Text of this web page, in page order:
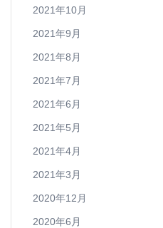
2021年10月
2021年9月
2021年8月
2021年7月
2021年6月
2021年5月
2021年4月
2021年3月
2020年12月
2020年6月